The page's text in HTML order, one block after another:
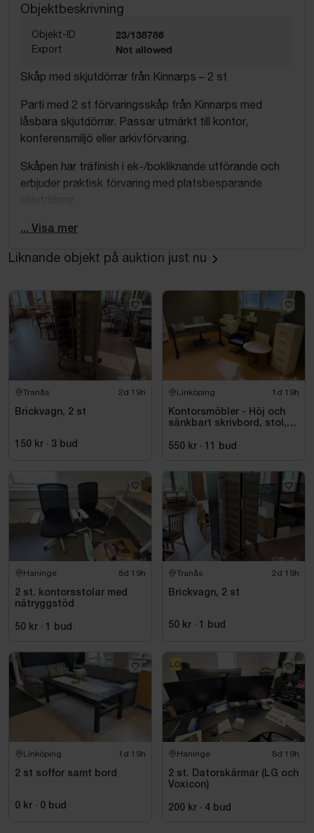
Objektbeskrivning
Objekt-ID 23/138786
Export Not allowed
Skåp med skjutdörrar från Kinnarps – 2 st
Parti med 2 st förvaringsskåp från Kinnarps med
låsbara skjutdörrar. Passar utmärkt till kontor,
konferensmiljö eller arkivförvaring.
Skåpen har träfinish i ek-/bokliknande utförande och
erbjuder praktisk förvaring med platsbesparande
skjutdörrar.
Antal
Mått
Djup: ca 40 cm
Höjd: ca 90 cm
Utförande
Skjutdörrar
Låsbara
Träfinish i ek-/bokutförande
Normalt bruksslitage förekommer såsom mindre
märken, repor och användningsspår.
... Visa mer
Liknande objekt på auktion just nu
Tranås 2d 19h
Brickvagn, 2 st
150 kr · 3 bud
Linköping 1d 19h
Kontorsmöbler - Höj och
sänkbart skrivbord, stol,
550 kr · 11 bud
Haninge 8d 19h
2 st. kontorsstolar med
nätryggstöd
50 kr · 1 bud
Tranås 2d 19h
Brickvagn, 2 st
50 kr · 1 bud
Linköping 1d 19h
2 st soffor samt bord
0 kr · 0 bud
Haninge 8d 19h
2 st. Datorskärmar (LG och
Voxicon)
200 kr · 4 bud
LG